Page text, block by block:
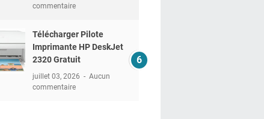
commentaire
Télécharger Pilote
Imprimante HP DeskJet
2320 Gratuit
juillet 03, 2026
Aucun
commentaire